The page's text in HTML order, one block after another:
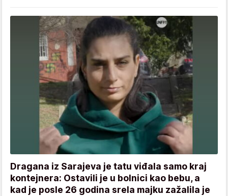
Dragana iz Sarajeva je tatu viđala samo kraj
kontejnera: Ostavili je u bolnici kao bebu, a
kad je posle 26 godina srela majku zažalila je